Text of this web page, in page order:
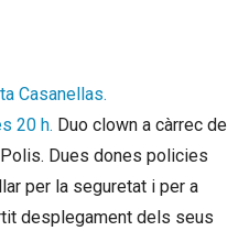
Casanellas.
20 h. Duo clown a càrrec de
Dues dones policies
per la seguretat i per a
desplegament dels seus